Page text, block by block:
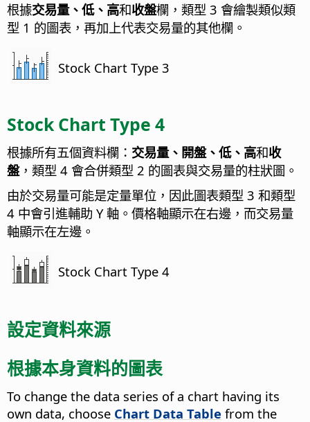
根據交易量、低、高和收盤欄，類型 3 會繪製類似類
型 1 的圖表，再加上代表交易量的其他欄。
Stock Chart Type 3
Stock Chart Type 4
根據所有五個資料欄： 交易量、開盤、低、高和收
盤，類型 4 會合併類型 2 的圖表與交易量的柱狀圖。
由於交易量可能是定量單位，因此圖表類型 3 和類型
4 中會引進輔助 Y 軸。價格軸顯示在右邊，而交易量
軸顯示在左邊。
Stock Chart Type 4
設定資料來源
根據本身資料的圖表
To change the data series of a chart having its
own data, choose Chart Data Table from the